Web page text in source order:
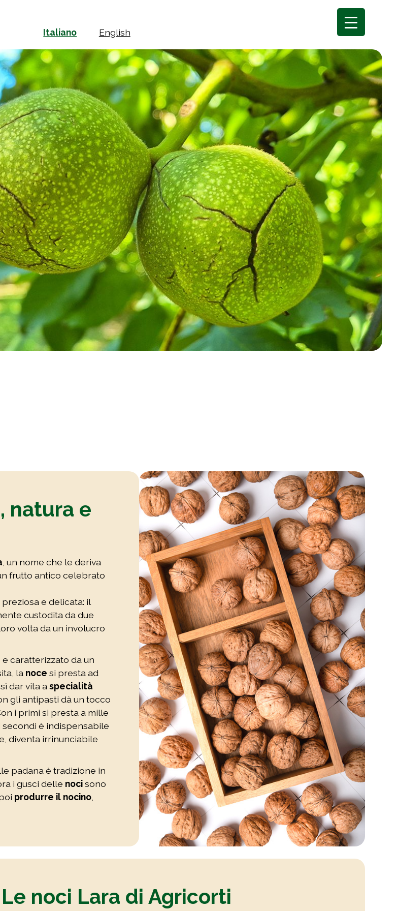
Italiano English
natura e
, un nome che le deriva
frutto antico celebrato
preziosa e delicata: il
custodita da due
volta da un involucro
caratterizzato da un
la noce si presta ad
dar vita aspecialità
gli antipasti dà un tocco
i primi si presta a mille
è indispensabile
diventa irrinunciabile
padana è tradizione in
i gusci delle nocisono
produrre il nocino,
Le noci Lara di Agricorti